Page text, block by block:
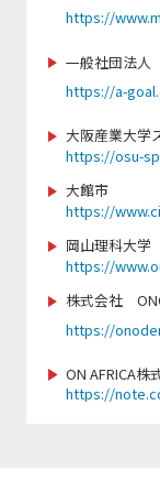
https://
一般社団法人
https://a-
大阪産業大学
https://osu-
大館市
https://
岡山理科大学
https://
株式会社
https://
ON AFRICA株
https://
https://
https://
https://
https://
https://
https://jsfa-
https://
https://jpn-